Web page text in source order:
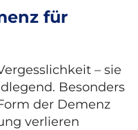
für
– sie
Besonders
der Demenz
verlieren